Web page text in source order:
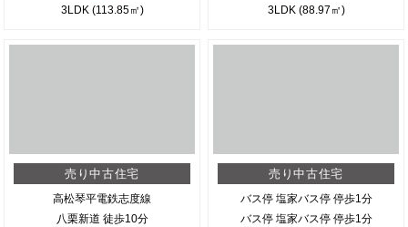
3LDK (113.85㎡)
3LDK (88.97㎡)
売り中古住宅
高松琴平電鉄志度線
八栗新道 徒歩10分
売り中古住宅
バス停 塩家バス停 停歩1分
バス停 塩家バス停 停歩1分